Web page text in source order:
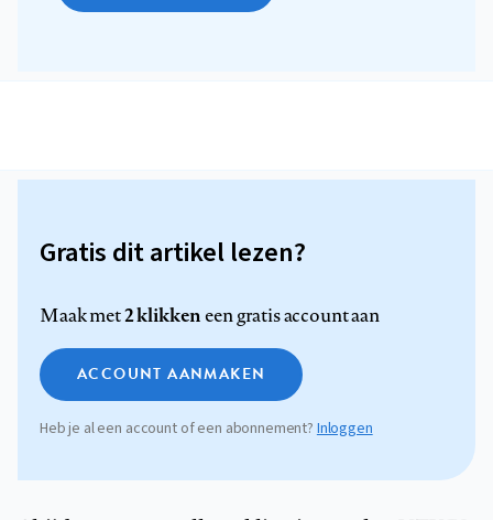
Gratis dit artikel lezen?
Maak met2 klikkeneen gratis account aan
ACCOUNT AANMAKEN
Heb je al een account of een abonnement? Inloggen